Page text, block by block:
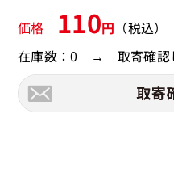
価格 110円 （税込）
在庫数：0 → 取寄確認